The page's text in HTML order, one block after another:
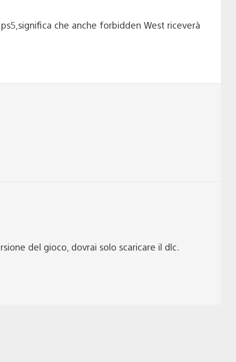
che anche forbidden West riceverà
del gioco, dovrai solo scaricare il dlc.